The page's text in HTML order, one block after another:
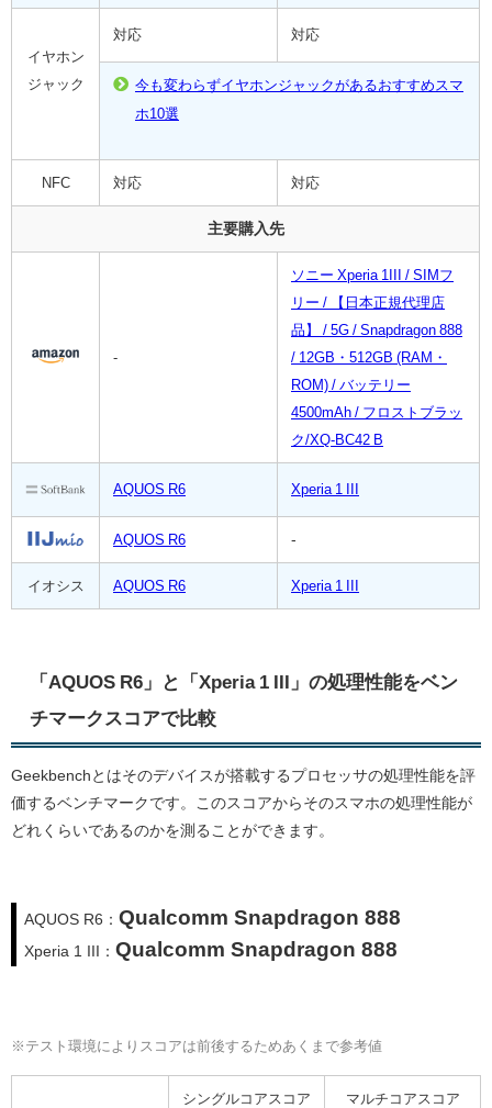
イヤホン
ジャック
対応 対応
今も変わらずイヤホンジャックがあるおすすめスマ
ホ10選
NFC 対応 対応
主要購入先
-
ソニー Xperia 1III / SIMフ
リー / 【日本正規代理店
品】 / 5G / Snapdragon 888
/ 12GB・512GB (RAM・
ROM) / バッテリー
4500mAh / フロストブラッ
ク/XQ-BC42 B
AQUOS R6 Xperia 1 III
AQUOS R6 -
イオシス AQUOS R6 Xperia 1 III
「AQUOS R6」と「Xperia 1 III」の処理性能をベン
チマークスコアで比較
Geekbenchとはそのデバイスが搭載するプロセッサの処理性能を評
価するベンチマークです。このスコアからそのスマホの処理性能が
どれくらいであるのかを測ることができます。
AQUOS R6： Qualcomm Snapdragon 888
Xperia 1 III： Qualcomm Snapdragon 888
※テスト環境によりスコアは前後するためあくまで参考値
シングルコアスコア マルチコアスコア